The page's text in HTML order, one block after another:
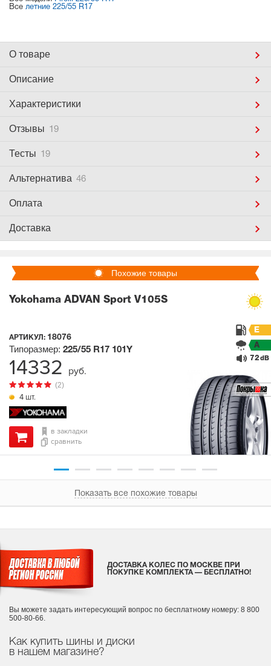
Все летние 225/55 R17
О товаре
Описание
Характеристики
Отзывы 19
Тесты 19
Альтернатива 46
Оплата
Доставка
Похожие товары
Yokohama ADVAN Sport V105S
АРТИКУЛ: 18076
4 шт.
(2)
Типоразмер: 225/55 R17 101Y
E
A
72 dB
в закладки
сравнить
14332 руб.
Показать все похожие товары
Как купить шины и диски
в нашем магазине?
ДОСТАВКА КОЛЕС ПО МОСКВЕ ПРИ
ПОКУПКЕ КОМПЛЕКТА — БЕСПЛАТНО!
Вы можете задать интересующий вопрос по бесплатному номеру: 8 800
500-80-66.